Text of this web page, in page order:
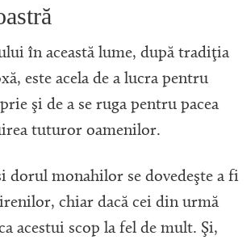
în această lume, după tradiţia
este acela de a lucra pentru
şi de a se ruga pentru pacea
tuturor oamenilor.
dorul monahilor se dovedeşte a fi
chiar dacă cei din urmă
acestui scop la fel de mult. Şi,